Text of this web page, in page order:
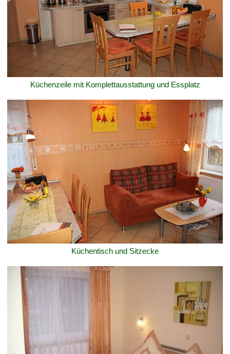
Küchenzeile mit Komplettausstattung und Essplatz
Küchentisch und Sitzecke